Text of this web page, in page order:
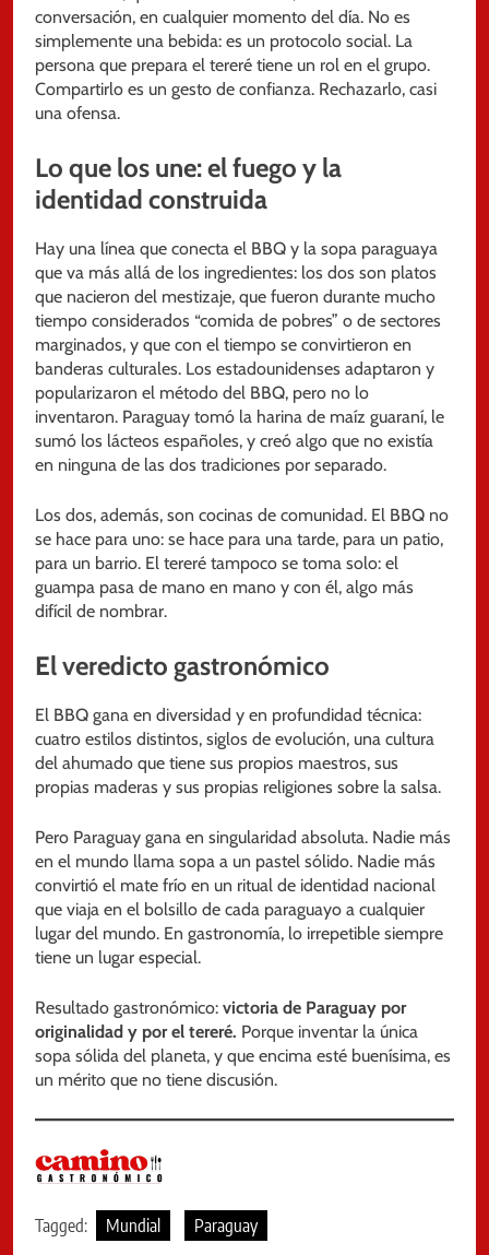
conversación, en cualquier momento del día. No es
simplemente una bebida: es un protocolo social. La
persona que prepara el tereré tiene un rol en el grupo.
Compartirlo es un gesto de confianza. Rechazarlo, casi
una ofensa.
Lo que los une: el fuego y la
identidad construida
Hay una línea que conecta el BBQ y la sopa paraguaya
que va más allá de los ingredientes: los dos son platos
que nacieron del mestizaje, que fueron durante mucho
tiempo considerados “comida de pobres” o de sectores
marginados, y que con el tiempo se convirtieron en
banderas culturales. Los estadounidenses adaptaron y
popularizaron el método del BBQ, pero no lo
inventaron. Paraguay tomó la harina de maíz guaraní, le
sumó los lácteos españoles, y creó algo que no existía
en ninguna de las dos tradiciones por separado.
Los dos, además, son cocinas de comunidad. El BBQ no
se hace para uno: se hace para una tarde, para un patio,
para un barrio. El tereré tampoco se toma solo: el
guampa pasa de mano en mano y con él, algo más
difícil de nombrar.
El veredicto gastronómico
El BBQ gana en diversidad y en profundidad técnica:
cuatro estilos distintos, siglos de evolución, una cultura
del ahumado que tiene sus propios maestros, sus
propias maderas y sus propias religiones sobre la salsa.
Pero Paraguay gana en singularidad absoluta. Nadie más
en el mundo llama sopa a un pastel sólido. Nadie más
convirtió el mate frío en un ritual de identidad nacional
que viaja en el bolsillo de cada paraguayo a cualquier
lugar del mundo. En gastronomía, lo irrepetible siempre
tiene un lugar especial.
Resultado gastronómico: victoria de Paraguay por
originalidad y por el tereré. Porque inventar la única
sopa sólida del planeta, y que encima esté buenísima, es
un mérito que no tiene discusión.
Tagged: Mundial Paraguay